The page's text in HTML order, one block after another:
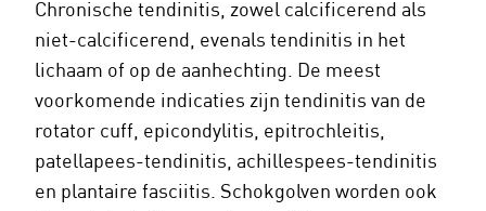
Chronische tendinitis, zowel calcificerend als
niet-calcificerend, evenals tendinitis in het
lichaam of op de aanhechting. De meest
voorkomende indicaties zijn tendinitis van de
rotator cuff, epicondylitis, epitrochleitis,
patellapees-tendinitis, achillespees-tendinitis
en plantaire fasciitis. Schokgolven worden ook